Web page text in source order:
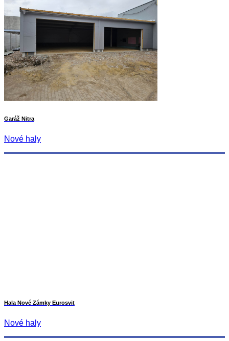
Garáž Nitra
Nové haly
Hala Nové Zámky Eurosvit
Nové haly